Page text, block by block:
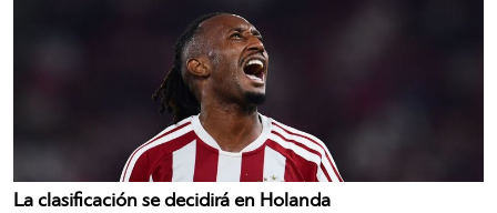
La clasificación se decidirá en Holanda